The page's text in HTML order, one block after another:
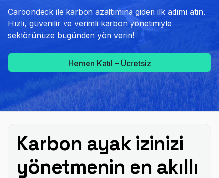
Carbondeck ile karbon azaltımına giden ilk adımı atın.
Hızlı, güvenilir ve verimli karbon yönetimiyle
sektörünüze bugünden yön verin!
Hemen Katıl – Ücretsiz
Karbon ayak izinizi
yönetmenin en akıllı